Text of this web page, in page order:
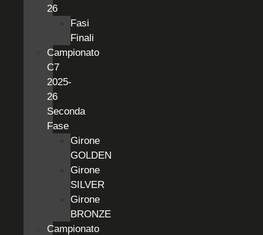
26
Fasi
Finali
Campionato
C7
2025-
26
Seconda
Fase
Girone
GOLDEN
Girone
SILVER
Girone
BRONZE
Campionato